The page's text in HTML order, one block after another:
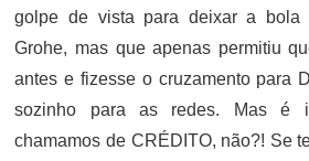
golpe de vista para deixar a bola
Grohe, mas que apenas permitiu
antes e fizesse o cruzamento para
sozinho para as redes. Mas é
chamamos de CRÉDITO, não?! Se